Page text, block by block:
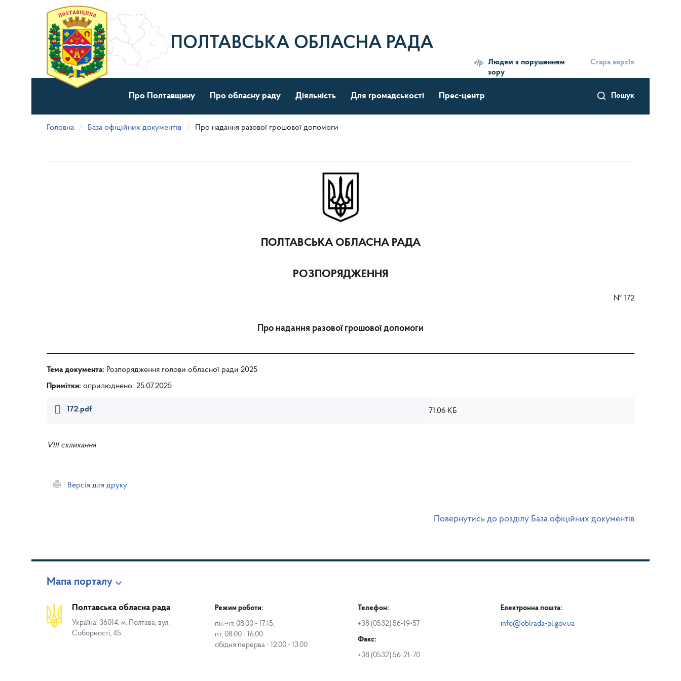
матеріалу
ПОЛТАВСЬКА ОБЛАСНА РАДА
Людям з порушенням
зору
Стара версІя
Пошук
Про Полтавщину Про обласну раду Діяльність Для громадськості Прес-центр
Головна База офіційних документів Про надання разової грошової допомоги
ПОЛТАВСЬКА ОБЛАСНА РАДА
РОЗПОРЯДЖЕННЯ
№ 172
Про надання разової грошової допомоги
Тема документа: Розпорядження голови обласної ради 2025
Примітки: оприлюднено: 25.07.2025
172.pdf 71.06 КБ
VIII скликання
Версія для друку
Повернутись до розділу База офіційних документів
Мапа порталу
Полтавська обласна рада
Україна, 36014, м. Полтава, вул.
Соборності, 45
Режим роботи:
пн.-чт. 08.00 - 17.15,
пт. 08.00 - 16.00
обідня перерва - 12.00 - 13.00
Телефон:
+38 (0532) 56-19-57
Факс:
+38 (0532) 56-21-70
Електронна пошта:
info@oblrada-pl.gov.ua